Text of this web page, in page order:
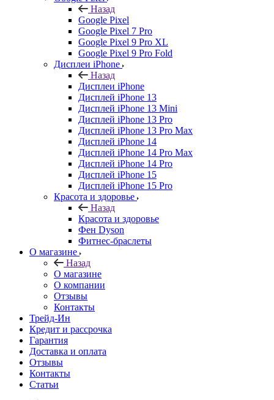
Назад
Google Pixel
Google Pixel 7 Pro
Google Pixel 9 Pro XL
Google Pixel 9 Pro Fold
Дисплеи iPhone
Назад
Дисплеи iPhone
Дисплей iPhone 13
Дисплей iPhone 13 Mini
Дисплей iPhone 13 Pro
Дисплей iPhone 13 Pro Max
Дисплей iPhone 14
Дисплей iPhone 14 Pro Max
Дисплей iPhone 14 Pro
Дисплей iPhone 15
Дисплей iPhone 15 Pro
Красота и здоровье
Назад
Красота и здоровье
Фен Dyson
Фитнес-браслеты
О магазине
Назад
О магазине
О компании
Отзывы
Контакты
Трейд-Ин
Кредит и рассрочка
Гарантия
Доставка и оплата
Отзывы
Контакты
Статьи